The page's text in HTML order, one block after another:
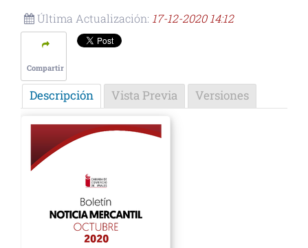
Última Actualización: 17-12-2020 14:12
Compartir
Descripción Vista Previa Versiones